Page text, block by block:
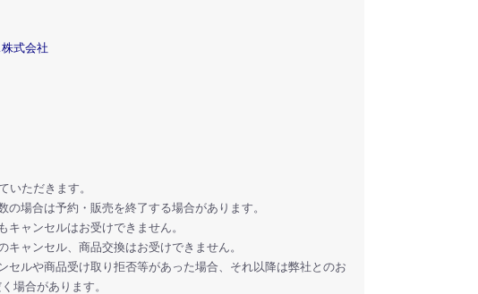
式会社
いただきます。
場合は予約・販売を終了する場合があります。
ャンセルはお受けできません。
ャンセル、商品交換はお受けできません。
セルや商品受け取り拒否等があった場合、それ以降は弊社とのお
場合があります。